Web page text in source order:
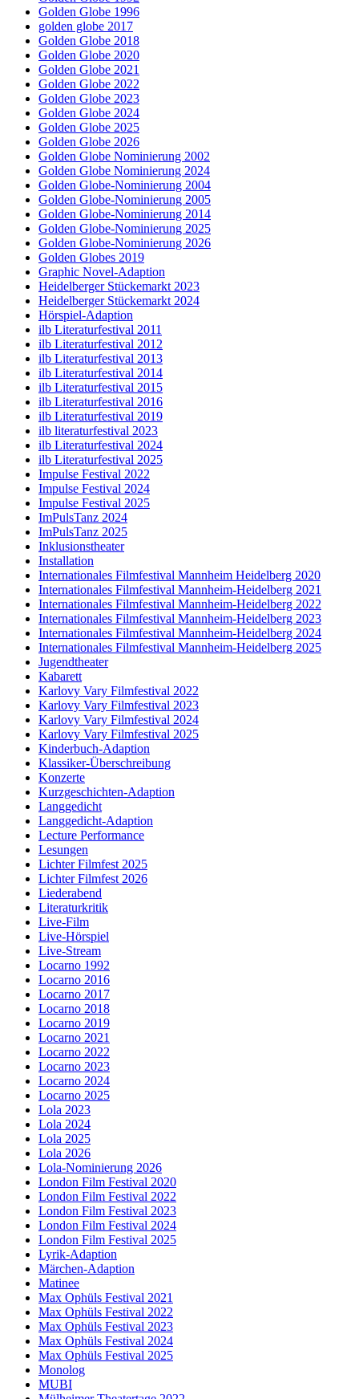
Golden Globe 1996
golden globe 2017
Golden Globe 2018
Golden Globe 2020
Golden Globe 2021
Golden Globe 2022
Golden Globe 2023
Golden Globe 2024
Golden Globe 2025
Golden Globe 2026
Golden Globe Nominierung 2002
Golden Globe Nominierung 2024
Golden Globe-Nominierung 2004
Golden Globe-Nominierung 2005
Golden Globe-Nominierung 2014
Golden Globe-Nominierung 2025
Golden Globe-Nominierung 2026
Golden Globes 2019
Graphic Novel-Adaption
Heidelberger Stückemarkt 2023
Heidelberger Stückemarkt 2024
Hörspiel-Adaption
ilb Literaturfestival 2011
ilb Literaturfestival 2012
ilb Literaturfestival 2013
ilb Literaturfestival 2014
ilb Literaturfestival 2015
ilb Literaturfestival 2016
ilb Literaturfestival 2019
ilb literaturfestival 2023
ilb Literaturfestival 2024
ilb Literaturfestival 2025
Impulse Festival 2022
Impulse Festival 2024
Impulse Festival 2025
ImPulsTanz 2024
ImPulsTanz 2025
Inklusionstheater
Installation
Internationales Filmfestival Mannheim Heidelberg 2020
Internationales Filmfestival Mannheim-Heidelberg 2021
Internationales Filmfestival Mannheim-Heidelberg 2022
Internationales Filmfestival Mannheim-Heidelberg 2023
Internationales Filmfestival Mannheim-Heidelberg 2024
Internationales Filmfestival Mannheim-Heidelberg 2025
Jugendtheater
Kabarett
Karlovy Vary Filmfestival 2022
Karlovy Vary Filmfestival 2023
Karlovy Vary Filmfestival 2024
Karlovy Vary Filmfestival 2025
Kinderbuch-Adaption
Klassiker-Überschreibung
Konzerte
Kurzgeschichten-Adaption
Langgedicht
Langgedicht-Adaption
Lecture Performance
Lesungen
Lichter Filmfest 2025
Lichter Filmfest 2026
Liederabend
Literaturkritik
Live-Film
Live-Hörspiel
Live-Stream
Locarno 1992
Locarno 2016
Locarno 2017
Locarno 2018
Locarno 2019
Locarno 2021
Locarno 2022
Locarno 2023
Locarno 2024
Locarno 2025
Lola 2023
Lola 2024
Lola 2025
Lola 2026
Lola-Nominierung 2026
London Film Festival 2020
London Film Festival 2022
London Film Festival 2023
London Film Festival 2024
London Film Festival 2025
Lyrik-Adaption
Märchen-Adaption
Matinee
Max Ophüls Festival 2021
Max Ophüls Festival 2022
Max Ophüls Festival 2023
Max Ophüls Festival 2024
Max Ophüls Festival 2025
Monolog
MUBI